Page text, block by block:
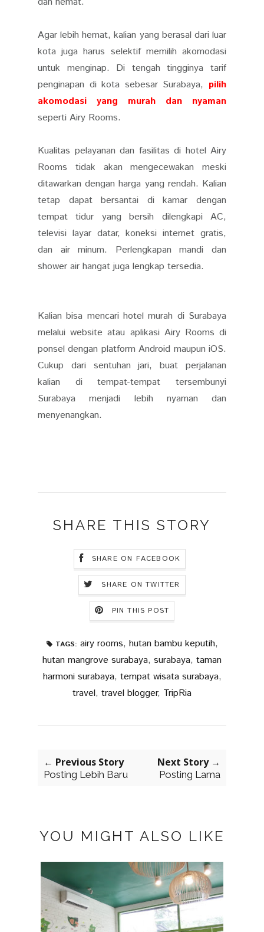
Agar lebih hemat, kalian yang berasal dari luar
kota juga harus selektif memilih akomodasi
untuk menginap. Di tengah tingginya tarif
penginapan di kota sebesar Surabaya, pilih
akomodasi yang murah dan nyaman
seperti Airy Rooms.
Kualitas pelayanan dan fasilitas di hotel Airy
Rooms tidak akan mengecewakan meski
ditawarkan dengan harga yang rendah. Kalian
tetap dapat bersantai di kamar dengan
tempat tidur yang bersih dilengkapi AC,
televisi layar datar, koneksi internet gratis,
dan air minum. Perlengkapan mandi dan
shower air hangat juga lengkap tersedia.
Kalian bisa mencari hotel murah di Surabaya
melalui website atau aplikasi Airy Rooms di
ponsel dengan platform Android maupun iOS.
Cukup dari sentuhan jari, buat perjalanan
kalian di tempat-tempat tersembunyi
Surabaya menjadi lebih nyaman dan
menyenangkan.
SHARE THIS STORY
SHARE ON FACEBOOK
SHARE ON TWITTER
PIN THIS POST
TAGS: airy rooms, hutan bambu keputih,
hutan mangrove surabaya, surabaya, taman
harmoni surabaya, tempat wisata surabaya,
travel, travel blogger, TripRia
← Previous Story
Posting Lebih Baru
Next Story →
Posting Lama
YOU MIGHT ALSO LIKE